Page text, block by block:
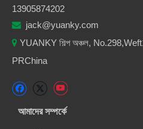
13905874202
 jack@yuanky.com
 YUANKY শিল্প অঞ্চল,
PRChina
আমাদের সম্পর্কে